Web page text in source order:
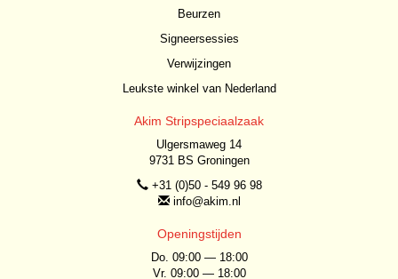
Beurzen
Signeersessies
Verwijzingen
Leukste winkel van Nederland
Akim Stripspeciaalzaak
Ulgersmaweg 14
9731 BS Groningen
+31 (0)50 - 549 96 98
info@akim.nl
Openingstijden
Do. 09:00 — 18:00
Vr. 09:00 — 18:00